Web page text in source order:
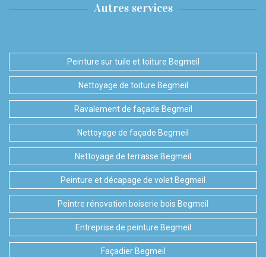
Autres services
Peinture sur tuile et toiture Begmeil
Nettoyage de toiture Begmeil
Ravalement de façade Begmeil
Nettoyage de façade Begmeil
Nettoyage de terrasse Begmeil
Peinture et décapage de volet Begmeil
Peintre rénovation boiserie bois Begmeil
Entreprise de peinture Begmeil
Façadier Begmeil